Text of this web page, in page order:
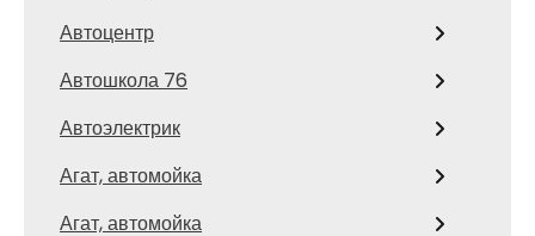
Автоцентр
Автошкола 76
Автоэлектрик
Агат, автомойка
Агат, автомойка